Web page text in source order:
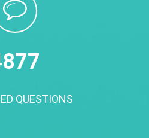
QUESTIONS